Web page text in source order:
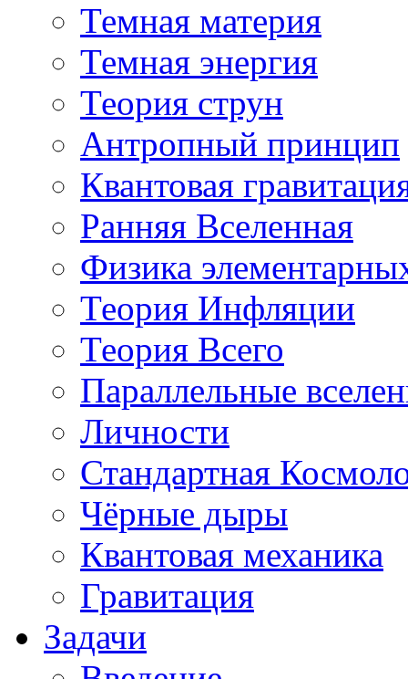
Темная материя
Темная энергия
Теория струн
Антропный принцип
Квантовая
Ранняя Вселенная
Физика
Теория Инфляции
Теория Всего
Параллельные
Личности
Стандартная
Чёрные дыры
Квантовая механика
Гравитация
Задачи